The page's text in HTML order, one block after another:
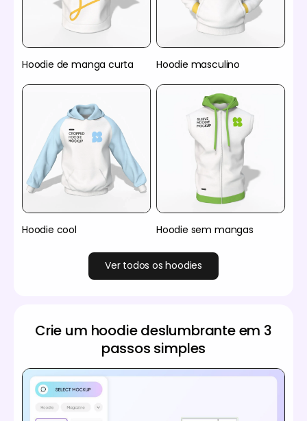
Hoodie de manga curta Hoodie masculino
Hoodie cool Hoodie sem mangas
Ver todos os hoodies
Crie um hoodie deslumbrante em 3
passos simples